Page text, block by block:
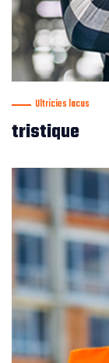
Ultricies lacus
tristique